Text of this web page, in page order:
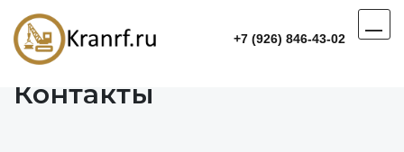
+7 (926) 846-43-02
Контакты